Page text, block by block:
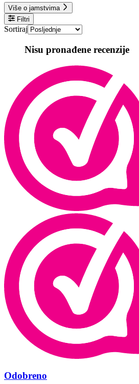
Više o jamstvima
Filtri
Sortiraj
Nisu pronađene recenzije
Odobreno